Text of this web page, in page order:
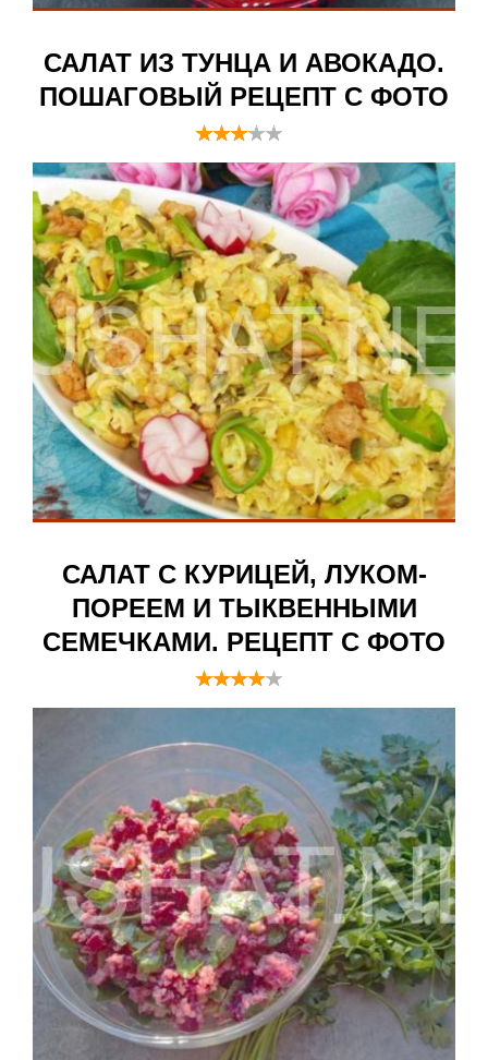
САЛАТ ИЗ ТУНЦА И АВОКАДО.
ПОШАГОВЫЙ РЕЦЕПТ С ФОТО
САЛАТ С КУРИЦЕЙ, ЛУКОМ-
ПОРЕЕМ И ТЫКВЕННЫМИ
СЕМЕЧКАМИ. РЕЦЕПТ С ФОТО